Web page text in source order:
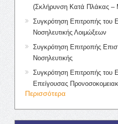
(Σκλήρυνση Κατά Πλάκας –
Συγκρότηση Επιτροπής του
Νοσηλευτικής Λοιμώξεων
Συγκρότηση Επιτροπής
Νοσηλευτικής
Συγκρότηση Επιτροπής του
Επείγουσας
Περισσότερα